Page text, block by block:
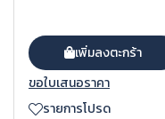
เพิ่มลงตะกร้า
ขอใบเสนอราคา
รายการโปรด